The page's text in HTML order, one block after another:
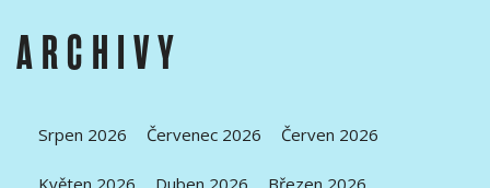
ARCHIVY
Srpen 2026 Červenec 2026 Červen 2026